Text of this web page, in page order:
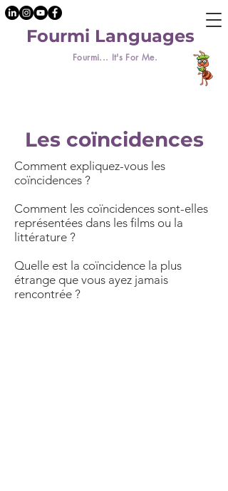
Fourmi... It's For Me.
Fourmi Languages
Les coïncidences
Comment expliquez-vous les
coïncidences ?
Comment les coïncidences sont-elles
représentées dans les films ou la
littérature ?
Quelle est la coïncidence la plus
étrange que vous ayez jamais
rencontrée ?